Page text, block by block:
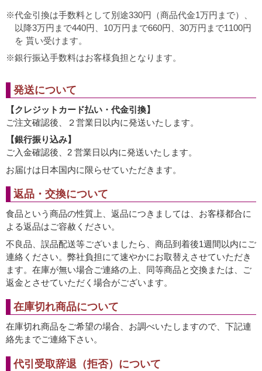
代金引換は手数料として別途330円（商品代金1万円まで）、
以降3万円まで440円、10万円まで660円、30万円まで1100円
を 貰い受けます。
銀行振込手数料はお客様負担となります。
発送について
【クレジットカード払い・代金引換】
ご注文確認後、２営業日以内に発送いたします。
【銀行振り込み】
ご入金確認後、2 営業日以内に発送いたします。
お届けは日本国内に限らせていただきます。
返品・交換について
食品という商品の性質上、返品につきましては、お客様都合に
よる返品はご容赦ください。
不良品、誤品配送等ございましたら、商品到着後1週間以内にご
連絡ください。弊社負担にて速やかにお取替えさせていただき
ます。在庫が無い場合ご連絡の上、同等商品と交換または、ご
返金とさせていただく場合がございます。
在庫切れ商品について
在庫切れ商品をご希望の場合、お調べいたしますので、下記連
絡先までご連絡下さい。
代引受取辞退（拒否）について